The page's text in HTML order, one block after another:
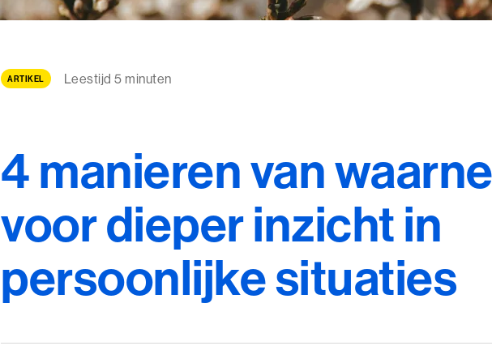
ARTIKEL Leestijd 5 minuten
4 manieren van
voor dieper inzicht in
persoonlijke situaties